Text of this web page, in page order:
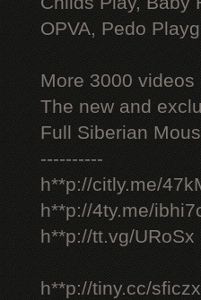
OPVA, Pedo
More 3000
The new and
Full Siberian
----------
h**p://citly.me/
h**p://4ty.me/
h**p://tt.vg/URoSx
h**p://tiny.cc/sficzx